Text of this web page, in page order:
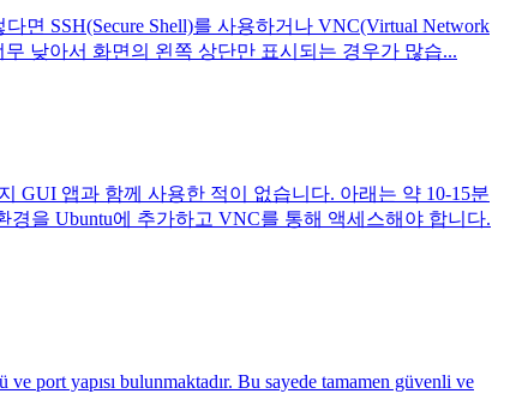
SSH(Secure Shell)를 사용하거나 VNC(Virtual Network
낮아서 화면의 왼쪽 상단만 표시되는 경우가 많습...
GUI 앱과 함께 사용한 적이 없습니다. 아래는 약 10-15분
을 Ubuntu에 추가하고 VNC를 통해 액세스해야 합니다.
port yapısı bulunmaktadır. Bu sayede tamamen güvenli ve